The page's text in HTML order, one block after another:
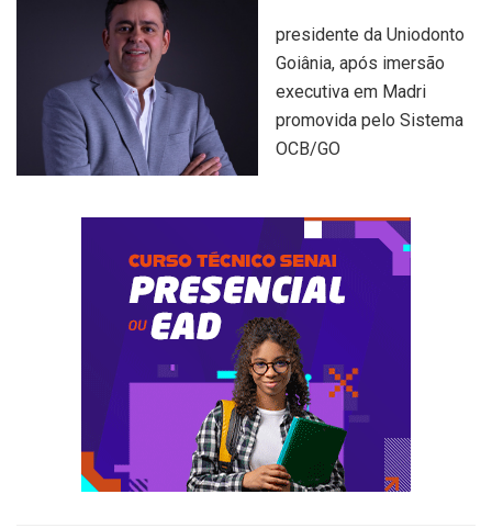
presidente da Uniodonto
Goiânia, após imersão
executiva em Madri
promovida pelo Sistema
OCB/GO